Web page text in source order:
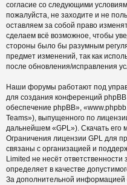
согласие со следующими
пожалуйста, не заходите и не
оставляем за собой право
сделаем всё возможное, чтобы
стороны было бы разумным
предмет изменений, так как
после обновления/исправления
Наши форумы работают под
для создания конференций
обеспечение phpBB»,
Teams»), выпущенного по
дальнейшем «GPL»). Скачать его
Ограничения лицензии GPL для
связаны с организацией и
Limited не несёт
определяет в качестве
За дополнительной